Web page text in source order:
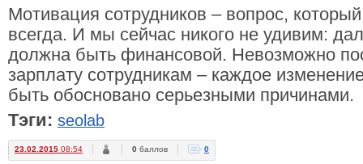
Мотивация сотрудников – вопрос,
всегда. И мы сейчас никого не удивим:
должна быть финансовой. Невозможно
зарплату сотрудникам – каждое
быть обосновано серьезными причинами.
Тэги: seolab
23.02.2015 08:54 0 баллов 0